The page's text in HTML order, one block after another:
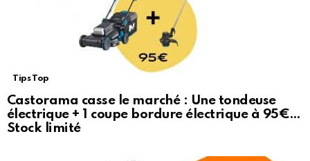
Tips Top
Castorama casse le marché : Une tondeuse
électrique + 1 coupe bordure électrique à 95€…
Stock limité